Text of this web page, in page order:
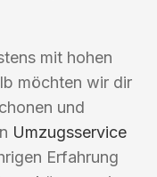
mit hohen
möchten wir dir
und
Umzugsservice
Erfahrung